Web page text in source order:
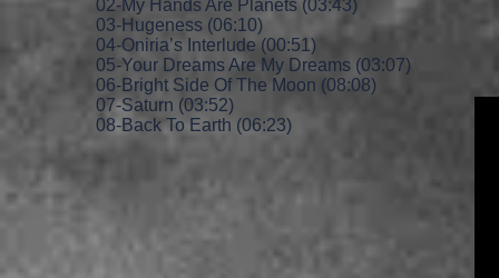
02-My Hands Are Planets (03:43)
03-Hugeness (06:10)
04-Oniria’s Interlude (00:51)
05-Your Dreams Are My Dreams (03:07)
06-Bright Side Of The Moon (08:08)
07-Saturn (03:52)
08-Back To Earth (06:23)